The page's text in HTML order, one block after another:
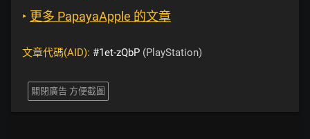
‣ 更多 PapayaApple 的文章
文章代碼(AID): #1et-zQbP (PlayStation)
關閉廣告 方便截圖